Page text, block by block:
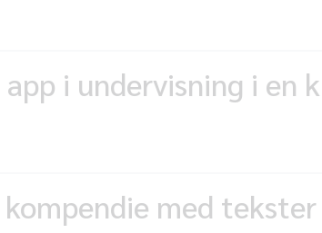
i undervisning i en
med